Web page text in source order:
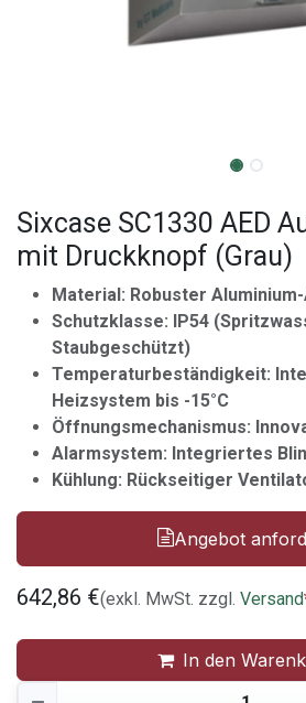
Sixcase SC1330 AED
mit Druckknopf (Grau)
Material: Robuster
Schutzklasse: IP54
Staubgeschützt)
Temperaturbeständigkeit:
Heizsystem bis -15°C
Öffnungsmechanismus:
Alarmsystem: Integriertes
Kühlung: Rückseitiger
Angebot
642,86 €(exkl. MwSt. zzgl. Versand
In den